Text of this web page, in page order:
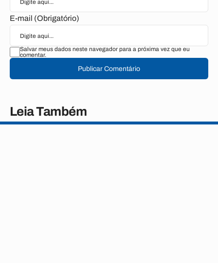
E-mail (Obrigatório)
Salvar meus dados neste navegador para a próxima vez que eu
comentar.
Publicar Comentário
Leia Também